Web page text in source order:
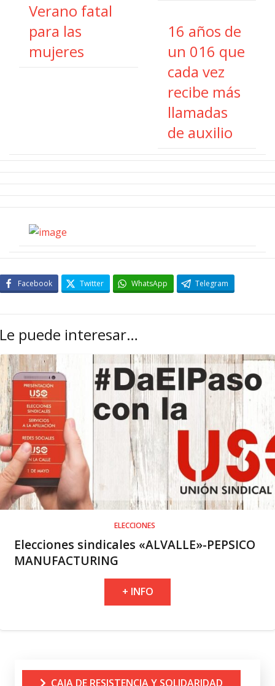
Verano fatal
para las
mujeres
16 años de
un 016 que
cada vez
recibe más
llamadas
de auxilio
Facebook Twitter WhatsApp Telegram
Le puede interesar…
ELECCIONES
Elecciones sindicales «ALVALLE»-PEPSICO
MANUFACTURING
+ INFO
CAJA DE RESISTENCIA Y SOLIDARIDAD